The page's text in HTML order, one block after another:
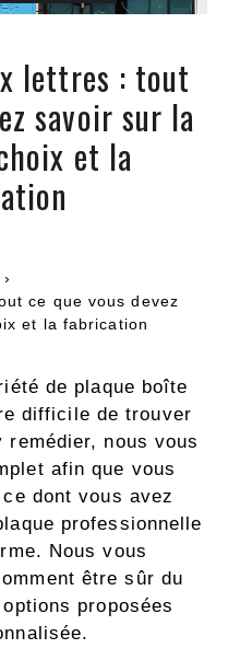
lettres : tout
savoir sur la
et la
ce que vous devez
et la fabrication
de plaque boîte
difficile de trouver
remédier, nous vous
afin que vous
dont vous avez
professionnelle
Nous vous
être sûr du
proposées